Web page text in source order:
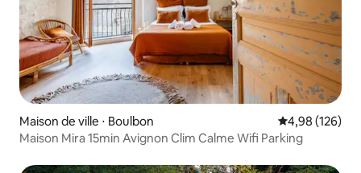
Maison de ville ⋅ Boulbon Évaluation
4,98 (126)
Maison Mira 15min Avignon Clim Calme Wifi Parking